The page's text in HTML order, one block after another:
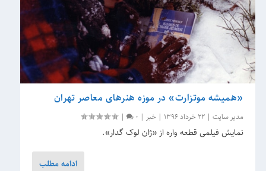
«همیشه موتزارت» در موزه هنرهای معاصر تهران
مدیر سایت |22 خرداد 1396 | خبر |
0
|
نمایش فیلمی قطعه واره از «ژان لوک گدار».
ادامه مطلب